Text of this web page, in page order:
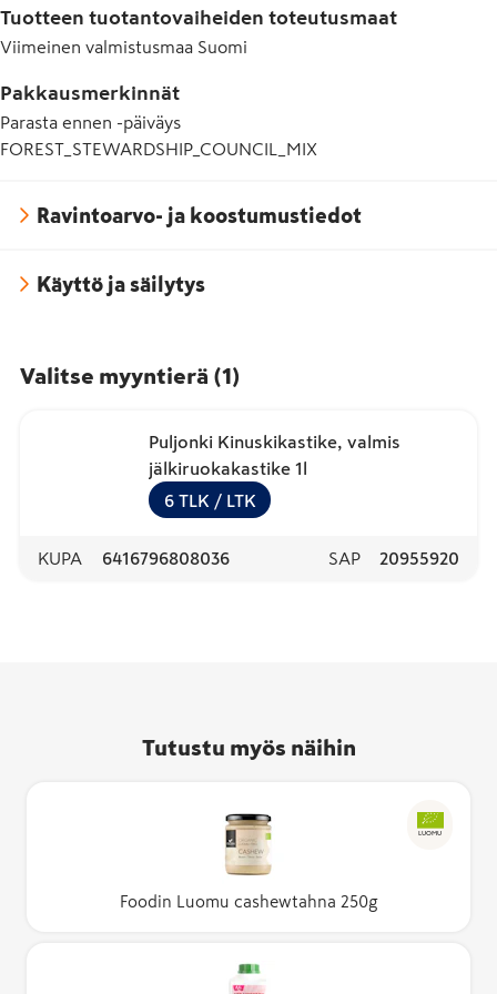
Tuotteen tuotantovaiheiden toteutusmaat
Viimeinen valmistusmaa Suomi
Pakkausmerkinnät
Parasta ennen -päiväys
FOREST_STEWARDSHIP_COUNCIL_MIX
Ravintoarvo- ja koostumustiedot
Käyttö ja säilytys
Valitse myyntierä (1 )
Puljonki Kinuskikastike, valmis
jälkiruokakastike 1l
6 TLK / LTK
KUPA 6416796808036 SAP 20955920
Tutustu myös näihin
Foodin Luomu cashewtahna 250g
LUOMU